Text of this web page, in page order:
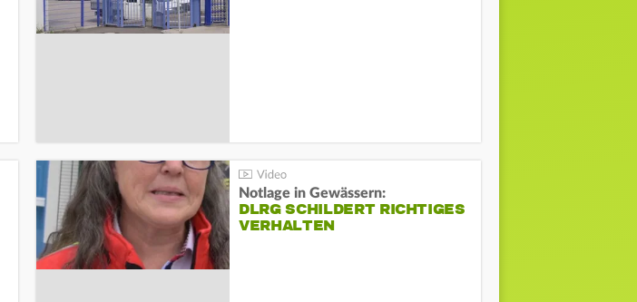
Notlage in Gewässern:
DLRG SCHILDERT RICHTIGES
VERHALTEN